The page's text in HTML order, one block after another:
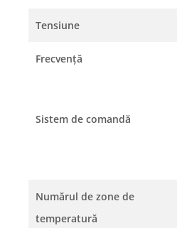
Tensiune
Frecvenţă
Sistem de comandă
Numărul de zone de
temperatură